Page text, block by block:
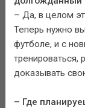
– Да, в целом
Теперь нужно
футболе, и с
тренироваться,
доказывать
– Где